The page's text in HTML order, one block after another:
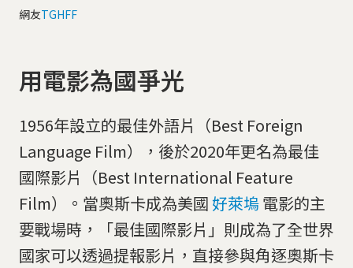
網友TGHFF
用電影為國爭光
1956年設立的最佳外語片（Best Foreign
Language Film），後於2020年更名為最佳
國際影片（Best International Feature
Film）。當奧斯卡成為美國好萊塢電影的主
要戰場時，「最佳國際影片」則成為了全世界
國家可以透過提報影片，直接參與角逐奧斯卡